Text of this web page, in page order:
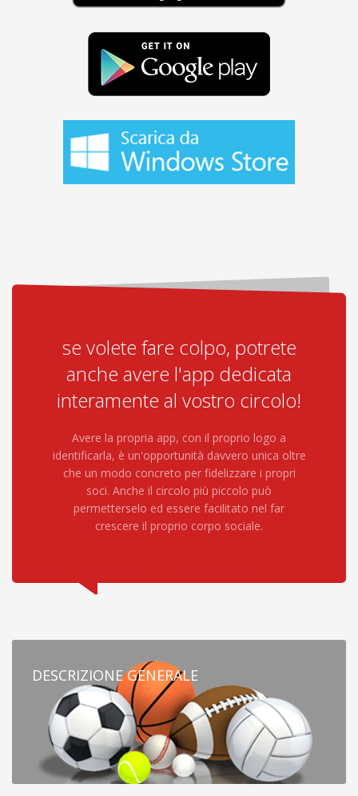
se volete fare colpo, potrete
anche avere l'app dedicata
interamente al vostro circolo!
Avere la propria app, con il proprio logo a
identificarla, è un'opportunità davvero unica oltre
che un modo concreto per fidelizzare i propri
soci. Anche il circolo più piccolo può
permetterselo ed essere facilitato nel far
crescere il proprio corpo sociale.
DESCRIZIONE GENERALE